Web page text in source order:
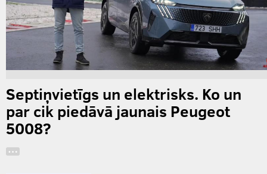
Septiņvietīgs un elektrisks. Ko un
par cik piedāvā jaunais Peugeot
5008?
…